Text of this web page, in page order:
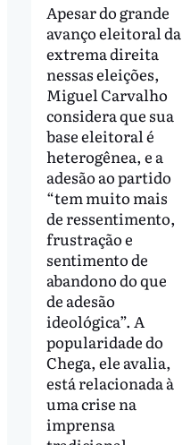
Apesar do grande
avanço eleitoral da
extrema direita
nessas eleições,
Miguel Carvalho
considera que sua
base eleitoral é
heterogênea, e a
adesão ao partido
“tem muito mais
de ressentimento,
frustração e
sentimento de
abandono do que
de adesão
ideológica”. A
popularidade do
Chega, ele avalia,
está relacionada à
uma crise na
imprensa